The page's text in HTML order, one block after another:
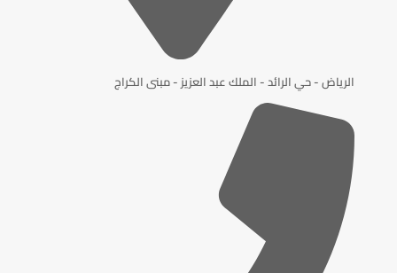
الرياض - حي الرائد - الملك عبد العزيز - مبنى الكراج